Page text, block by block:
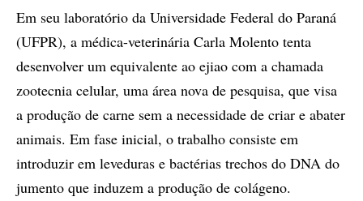
Em seu laboratório da Universidade Federal do Paraná
(UFPR), a médica-veterinária Carla Molento tenta
desenvolver um equivalente ao ejiao com a chamada
zootecnia celular, uma área nova de pesquisa, que visa
a produção de carne sem a necessidade de criar e abater
animais. Em fase inicial, o trabalho consiste em
introduzir em leveduras e bactérias trechos do DNA do
jumento que induzem a produção de colágeno.